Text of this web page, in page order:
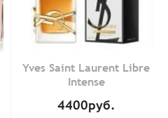
Yves Saint Laurent Libre
Intense
4400руб.